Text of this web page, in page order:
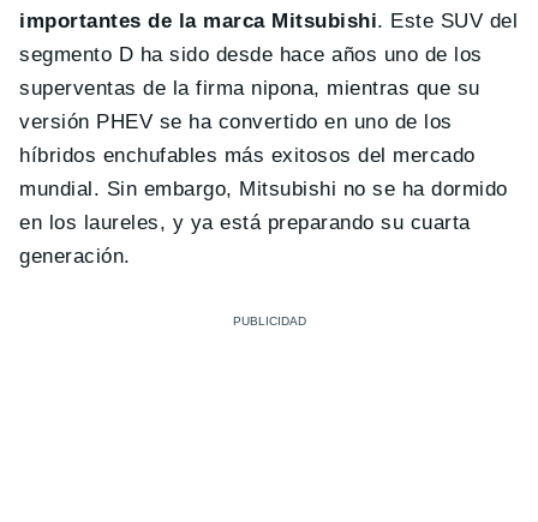
importantes de la marca Mitsubishi. Este SUV del
segmento D ha sido desde hace años uno de los
superventas de la firma nipona, mientras que su
versión PHEV se ha convertido en uno de los
híbridos enchufables más exitosos del mercado
mundial. Sin embargo, Mitsubishi no se ha dormido
en los laureles, y ya está preparando su cuarta
generación.